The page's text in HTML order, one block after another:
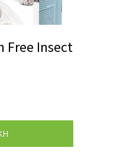
Free Insect